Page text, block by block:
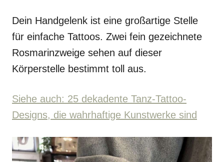
Dein Handgelenk ist eine großartige Stelle
für einfache Tattoos. Zwei fein gezeichnete
Rosmarinzweige sehen auf dieser
Körperstelle bestimmt toll aus.
Siehe auch: 25 dekadente Tanz-Tattoo-
Designs, die wahrhaftige Kunstwerke sind